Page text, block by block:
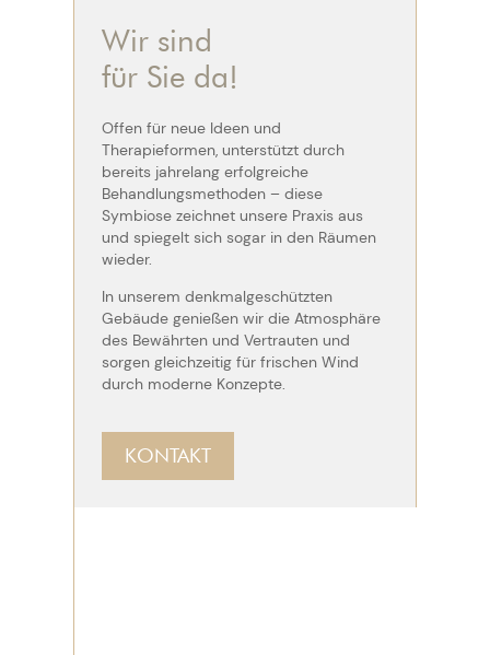
Wir sind
für Sie da!
Offen für neue Ideen und
Therapieformen, unterstützt durch
bereits jahrelang erfolgreiche
Behandlungsmethoden – diese
Symbiose zeichnet unsere Praxis aus
und spiegelt sich sogar in den Räumen
wieder.
In unserem denkmalgeschützten
Gebäude genießen wir die Atmosphäre
des Bewährten und Vertrauten und
sorgen gleichzeitig für frischen Wind
durch moderne Konzepte.
KONTAKT